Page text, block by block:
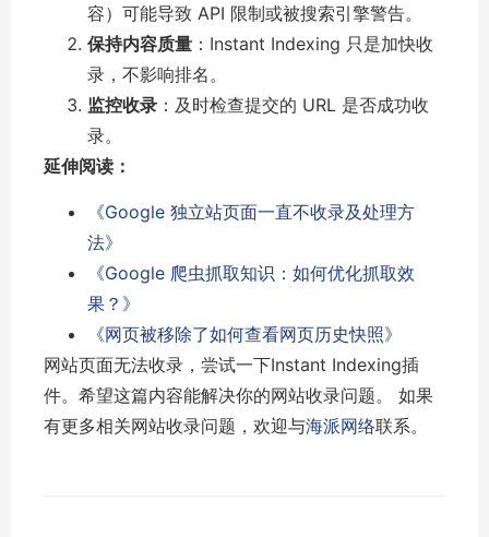
容）可能导致 API 限制或被搜索引擎警告。
保持内容质量 ：Instant Indexing 只是加快收
录，不影响排名。
监控收录 ：及时检查提交的 URL 是否成功收
录。
延伸阅读：
《Google 独立站页面一直不收录及处理方
法》
《Google 爬虫抓取知识：如何优化抓取效
果？》
《网页被移除了如何查看网页历史快照》
网站页面无法收录，尝试一下Instant Indexing插
件。希望这篇内容能解决你的网站收录问题。 如果
有更多相关网站收录问题，欢迎与海派网络联系。